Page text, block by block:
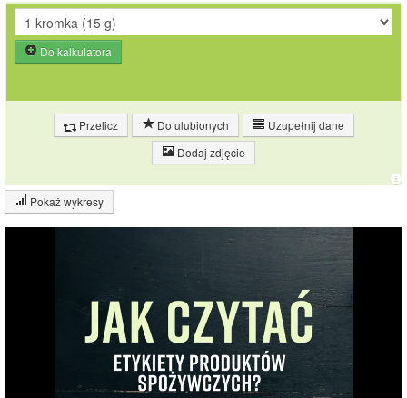
Do kalkulatora
Przelicz Do ulubionych
Uzupełnij dane
Dodaj zdjęcie
Pokaż wykresy
Wykres składu produktu
Sól (1%)
Pozostałe (33%)
55.4%